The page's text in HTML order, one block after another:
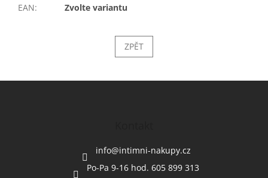
EAN: Zvolte variantu
ZPĚT
info@intimni-nakupy.cz
Po-Pa 9-16 hod. 605 899 313